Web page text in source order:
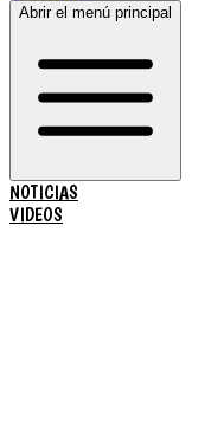
Abrir el menú principal
NOTICIAS
VIDEOS